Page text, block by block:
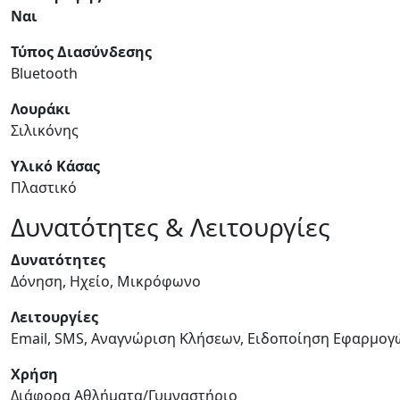
Ναι
Τύπος Διασύνδεσης
Bluetooth
Λουράκι
Σιλικόνης
Υλικό Κάσας
Πλαστικό
Δυνατότητες & Λειτουργίες
Δυνατότητες
Δόνηση, Ηχείο, Μικρόφωνο
Λειτουργίες
Email, SMS, Αναγνώριση Κλήσεων, Ειδοποίηση
Χρήση
Διάφορα Αθλήματα/Γυμναστήριο